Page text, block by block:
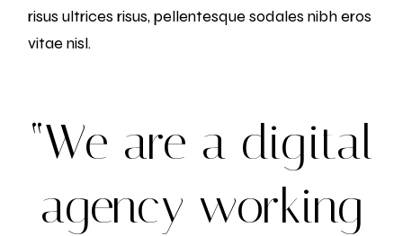
risus ultrices risus, pellentesque sodales nibh eros
vitae nisl.
“We are a digital
agency working